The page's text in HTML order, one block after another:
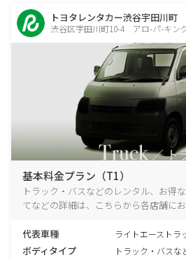
トヨタレンタカー渋谷宇田川町
渋谷区宇田川町10-4 アロ-パ-キン
基本料金プラン（T1）
トラック・バスなどのレンタル、お得
てなどの詳細は、こちらから各店舗にお
代表車種 ライトエーストラ
ボディタイプ トラック・バスな